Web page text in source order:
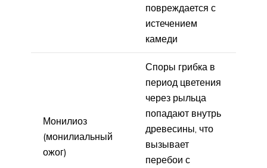
повреждается с
истечением
камеди
Монилиоз
(монилиальный
ожог)
Споры грибка в
период цветения
через рыльца
попадают внутрь
древесины, что
вызывает
перебои с